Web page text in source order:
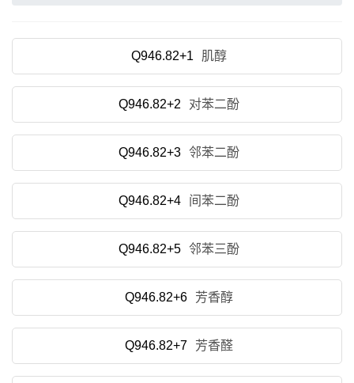
Q946.82+1 肌醇
Q946.82+2 对苯二酚
Q946.82+3 邻苯二酚
Q946.82+4 间苯二酚
Q946.82+5 邻苯三酚
Q946.82+6 芳香醇
Q946.82+7 芳香醛